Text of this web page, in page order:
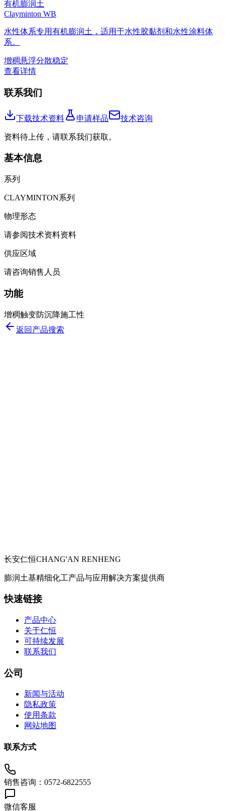
有机膨润土
Clayminton WB
水性体系专用有机膨润土，适用于水性胶黏剂和水性涂料体
系。
增稠悬浮分散稳定
查看详情
联系我们
下载技术资料 申请样品 技术咨询
资料待上传，请联系我们获取。
基本信息
系列
CLAYMINTON系列
物理形态
请参阅技术资料资料
供应区域
请咨询销售人员
功能
增稠触变防沉降施工性
返回产品搜索
长安仁恒CHANG'AN RENHENG
膨润土基精细化工产品与应用解决方案提供商
快速链接
产品中心
关于仁恒
可持续发展
联系我们
公司
新闻与活动
隐私政策
使用条款
网站地图
联系方式
销售咨询：0572-6822555
微信客服